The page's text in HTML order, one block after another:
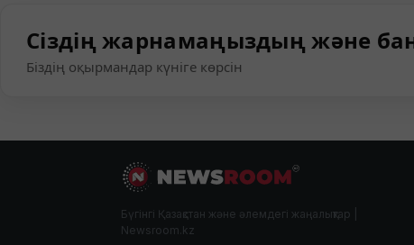
Сіздің жарнамаңыздың және
Біздің оқырмандар күніге көрсін
Бүгінгі Қазақстан және әлемдегі жаңалықтар |
Newsroom.kz